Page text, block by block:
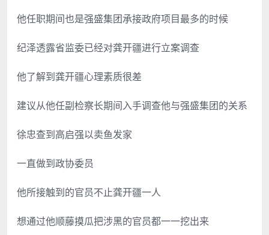
他任职期间也是强盛集团承接政府项目最多的时候
纪泽透露省监委已经对龚开疆进行立案调查
他了解到龚开疆心理素质很差
建议从他任副检察长期间入手调查他与强盛集团的关系
徐忠查到高启强以卖鱼发家
一直做到政协委员
他所接触到的官员不止龚开疆一人
想通过他顺藤摸瓜把涉黑的官员都一一挖出来